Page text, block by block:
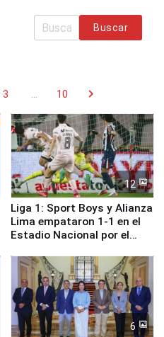
Buscar
3 ... 10 chevron_right
12
Liga 1: Sport Boys y Alianza
Lima empataron 1-1 en el
Estadio Nacional por el
6